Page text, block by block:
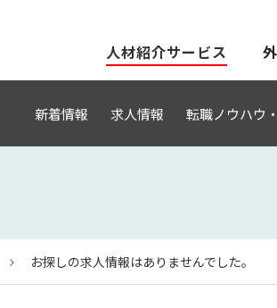
人材紹介サービス
新着情報 求人情報 転職ノウハウ
お探しの求人情報はありませんでした。